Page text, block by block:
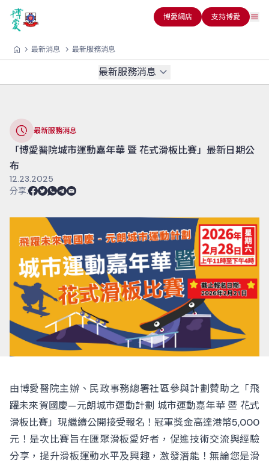
博愛網店 支持博愛
最新消息 最新服務消息
最新服務消息
最新服務消息
「博愛醫院城市運動嘉年華 暨 花式滑板比賽」最新日期公
布
12.23.2025
分享:
由博愛醫院主辦、民政事務總署社區參與計劃贊助之「飛
躍未來賀國慶—元朗城市運動計劃 城市運動嘉年華 暨 花式
滑板比賽」現繼續公開接受報名！冠軍獎金高達港幣5,000
元！是次比賽旨在匯聚滑板愛好者，促進技術交流與經驗
分享，提升滑板運動水平及興趣，激發潛能！無論您是滑